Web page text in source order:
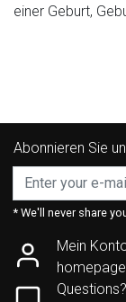
einer Geburt,
Abonnieren Sie
* We'll never share
Mein
Questions?